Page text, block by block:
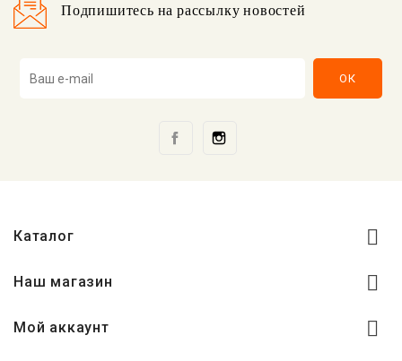
Подпишитесь на рассылку новостей
Facebook
Каталог 
Наш магазин 
Мой аккаунт 